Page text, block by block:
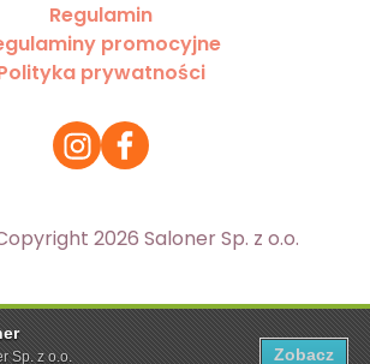
Sp. z o.o. Zobacz
z plików cookies. Aby dowiedzieć się
Regulamin
promocyjne
prywatności
2026 Saloner Sp. z o.o.